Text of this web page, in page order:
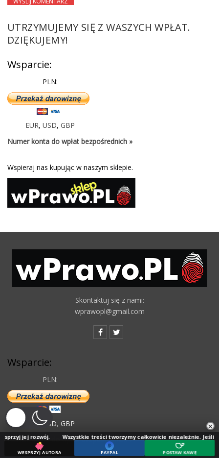
UTRZYMUJEMY SIĘ Z WASZYCH WPŁAT.
DZIĘKUJEMY!
Wsparcie:
PLN:
EUR, USD, GBP
Numer konta do wpłat bezpośrednich »
Wspieraj nas kupując w naszym sklepie.
Skontaktuj się z nami:
wprawopl@gmail.com
Wsparcie:
PLN:
EUR,USD, GBP
Numer konta do wpłat bezpośrednich »
×
Wszystkie treści tworzymy całkowicie niezależnie. Jeśli doceniasz
WESPRZYJ AUTORA PAYPAL POSTAW KAWĘ